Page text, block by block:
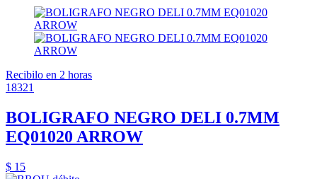
Recibilo en 2 horas
18321
BOLIGRAFO NEGRO DELI 0.7MM
EQ01020 ARROW
$ 15